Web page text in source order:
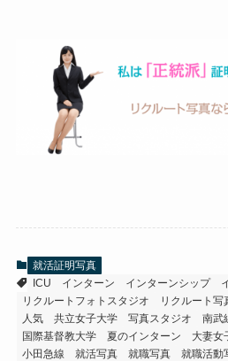
就活証明写真
ICU
インターン インターンシップ
リクルートフォトスタジオ
リクルート写
人気
共立女子大学 写真スタジオ 南武
国際基督教大学
夏のインターン 大妻女
小田急線
就活写真 就職写真 就職活動